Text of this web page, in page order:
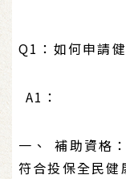
Q1：如何申請
A1：
一、 補助資格
符合投保全民健